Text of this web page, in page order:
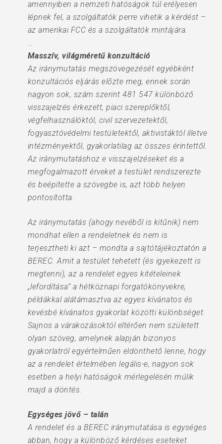
amennyiben a nemzeti hatóságok túl erélyesen
lépnek fel, a szolgáltatók perre vihetik a kérdést –
az amerikai FCC és a szolgáltatók mintájára.
…
Masszív, világméretű konzultáció
Az iránymutatás megszövegezését egyébként
konzultációs eljárás előzte meg, ennek során
nagyon sok, szám szerint 481 547 különböző
visszajelzés érkezett, piaci szereplőktől,
végfelhasználóktól, civil szervezetektől,
fogyasztóvédelmi testületektől, aktivistáktól illetve
intézményektől, gyakorlatilag az összes érintettől.
Az iránymutatáshoz e visszajelzéseket és a
megfogalmazott érveket a testület rendszerezte
és beépítette a szövegbe is, azt több helyen
pontosította.
Az iránymutatás (ahogy nevéből is kitűnik) nem
mondhat ellen a rendeletnek és nem is
terjesztheti ki azt – mondta a sajtótájékoztatón a
BEREC. Amit a testület tehetett (és igyekezett is
megtenni), az a rendelet egyes kitételeinek
„lefordítása” a hétköznapi forgatókönyvekre,
példákkal alátámasztva az egyes kívánatos és
kevésbé kívánatos gyakorlat közötti különbséget.
Sajnos a várakozásoktól eltérően nem született
olyan szöveg, amelynek alapján bizonyos
gyakorlatról egyértelműen eldönthető lenne, hogy
az a rendelet értelmében legális-e, nagyon sok
esetben a helyi hatóságok mérlegelésén múlik
majd a döntés.
Egységes jövő – talán
A rendelet és a BEREC iránymutatása is egységes
abban, hogy a különböző kérdéses eseteket